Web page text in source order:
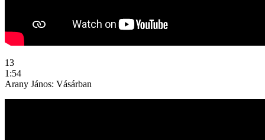
13
1:54
Arany János: Vásárban